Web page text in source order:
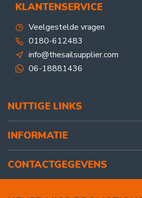
KLANTENSERVICE
Veelgestelde vragen
0180-612483
info@thesailsupplier.com
06-18881436
NUTTIGE LINKS
INFORMATIE
CONTACTGEGEVENS